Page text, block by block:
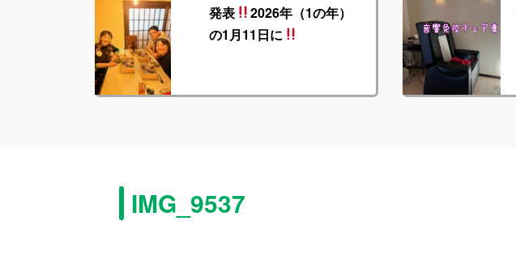
発表
2026年（1の年）
の1月11日に
IMG_9537